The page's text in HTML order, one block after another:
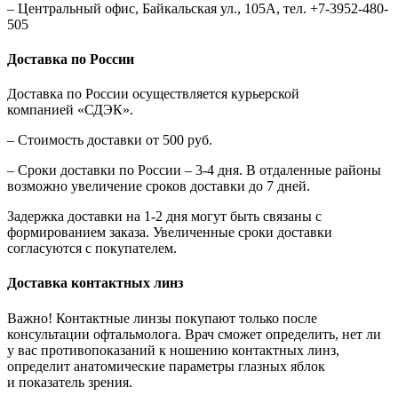
– Центральный офис, Байкальская ул., 105А, тел. +7-3952-480-
505
Доставка по России
Доставка по России осуществляется курьерской
компанией «СДЭК».
– Стоимость доставки от 500 руб.
– Сроки доставки по России – 3-4 дня. В отдаленные районы
возможно увеличение сроков доставки до 7 дней.
Задержка доставки на 1-2 дня могут быть связаны с
формированием заказа. Увеличенные сроки доставки
согласуются с покупателем.
Доставка контактных линз
Важно! Контактные линзы покупают только после
консультации офтальмолога. Врач сможет определить, нет ли
у вас противопоказаний к ношению контактных линз,
определит анатомические параметры глазных яблок
и показатель зрения.